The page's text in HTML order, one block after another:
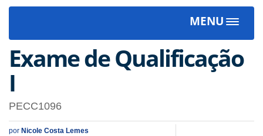
MENU
Toggle
Exame de Qualificação
I
PECC1096
por Nicole Costa Lemes